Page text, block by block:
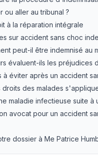
ou aller au tribunal ?
à la réparation intégrale
sur accident sans choc
peut-il être indemnisé au
évaluent-ils les préjudices
à éviter après un accident
droits des malades
maladie infectieuse suite à
avocat pour un accident
dossier à Me Patrice